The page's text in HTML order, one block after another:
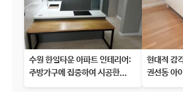
수원 한일타운 아파트 인테리어:
주방가구에 집중하여 시공한...
현대적 감
권선동 아